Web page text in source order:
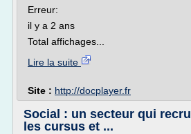
Erreur:
il y a 2 ans
Total affichages...
Lire la suite
Site : http://docplayer.fr
Social : un secteur qui
les cursus et ...